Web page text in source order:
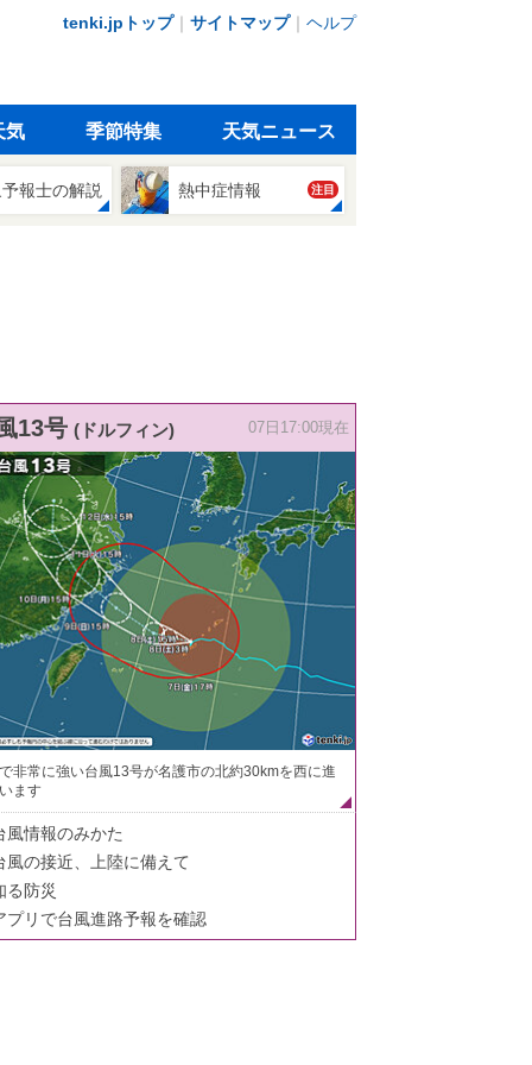
tenki.jpトップ｜ サイトマップ｜ ヘルプ
気 季節特集 天気ニュース
報士の解説 熱中症情報 注目
13号 (ドルフィン) 07日17:00現在
非常に強い台風13号が名護市の北約30kmを西に進
ます
風情報のみかた
風の接近、上陸に備えて
る防災
プリで台風進路予報を確認